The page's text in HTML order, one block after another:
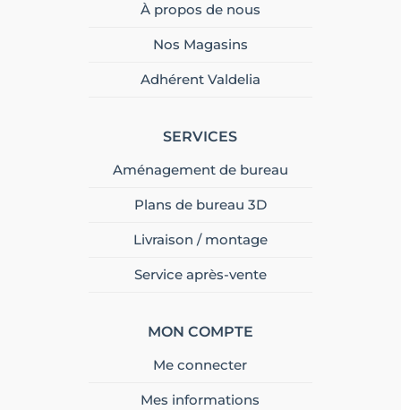
À propos de nous
Nos Magasins
Adhérent Valdelia
SERVICES
Aménagement de bureau
Plans de bureau 3D
Livraison / montage
Service après-vente
MON COMPTE
Me connecter
Mes informations